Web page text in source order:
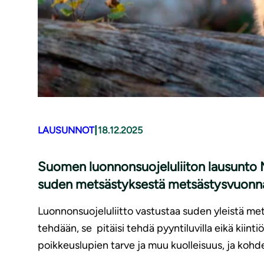
LAUSUNNOT| 18.12.2025
Suomen luonnonsuojeluliiton lausunto
suden metsästyksestä
Luonnonsuojeluliitto vastustaa suden yleistä
tehdään, se pitäisi tehdä pyyntiluvilla eikä
poikkeuslupien tarve ja muu kuolleisuus, ja